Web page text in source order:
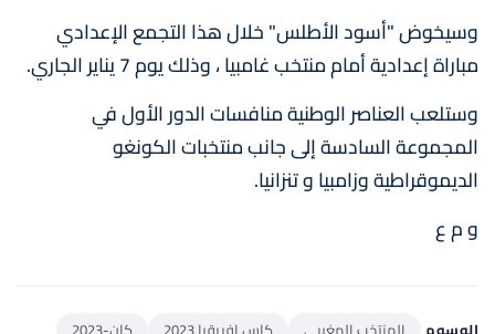
وسيخوض "أسود الأطلس" خلال هذا التجمع الإعدادي
مباراة إعدادية أمام منتخب غامبيا ، وذلك يوم 7 يناير الجاري.
وستلعب العناصر الوطنية منافسات الدور الأول في
المجموعة السادسة إلى جانب منتخبات الكونغو
الديموقراطية وزامبيا و تنزانيا.
و م ع